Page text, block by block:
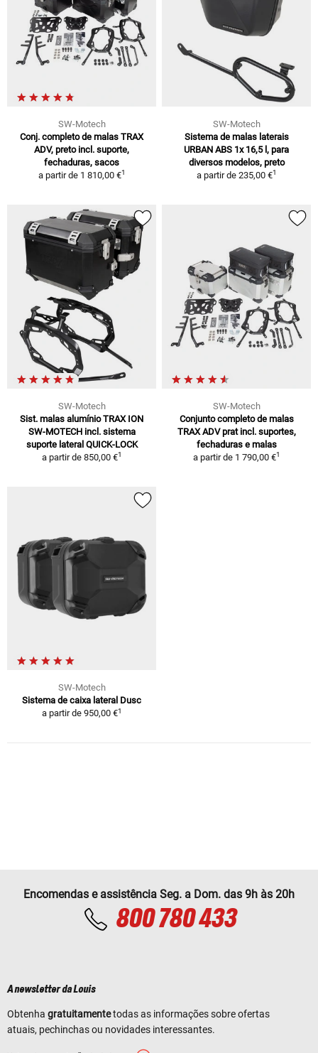
SW-Motech
Conj. completo de malas TRAX
ADV, preto incl. suporte,
fechaduras, sacos
a partir de 1 810,00 €1
SW-Motech
Sistema de malas laterais
URBAN ABS 1x 16,5 l, para
diversos modelos, preto
a partir de 235,00 €1
SW-Motech
Sist. malas alumínio TRAX ION
SW-MOTECH incl. sistema
suporte lateral QUICK-LOCK
a partir de 850,00 €1
SW-Motech
Conjunto completo de malas
TRAX ADV prat incl. suportes,
fechaduras e malas
a partir de 1 790,00 €1
SW-Motech
Sistema de caixa lateral Dusc
a partir de 950,00 €1
Encomendas e assistência Seg. a Dom. das 9h às 20h
800 780 433
A newsletter da Louis
Obtenha gratuitamentetodas as informações sobre ofertas
atuais, pechinchas ou novidades interessantes.